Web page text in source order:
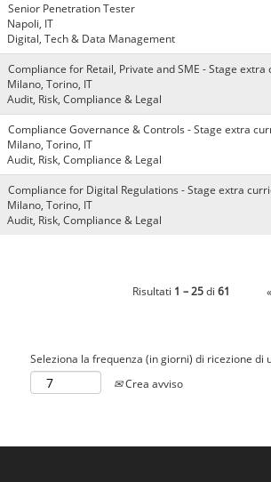
Senior Penetration Tester
Napoli, IT
Digital, Tech & Data Management
Compliance for Retail, Private and SME - Stage extra
Milano, Torino, IT
Audit, Risk, Compliance & Legal
Compliance Governance & Controls - Stage extra
Milano, Torino, IT
Audit, Risk, Compliance & Legal
Compliance for Digital Regulations - Stage extra
Milano, Torino, IT
Audit, Risk, Compliance & Legal
Risultati 1 – 25di 61 «
Seleziona la frequenza (in giorni) di ricezione di
Crea avviso